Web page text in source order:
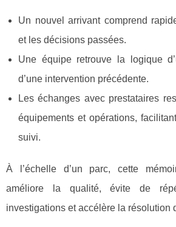
Un nouvel arrivant comprend
et les décisions passées.
Une équipe retrouve la logique
d’une intervention précédente.
Les échanges avec prestataires
équipements et opérations,
suivi.
À l’échelle d’un parc, cette
améliore la qualité, évite de
investigations et accélère la résolution